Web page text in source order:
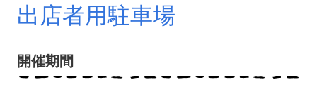
出店者用駐車場
開催期間